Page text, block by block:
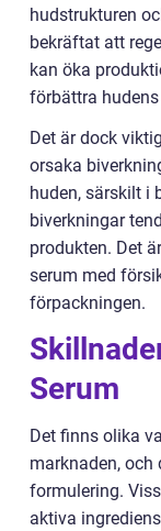
hudstrukturen
bekräftat att
kan öka
förbättra
Det är dock
orsaka
huden, särskilt i
biverkningar
produkten. Det
serum med
förpackningen.
Serum
Det finns olika
marknaden, och
formulering.
aktiva